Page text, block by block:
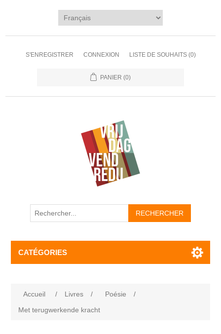
S'ENREGISTRER CONNEXION LISTE DE SOUHAITS (0)
PANIER (0)
CATÉGORIES
Accueil / Livres / Poésie
/
Met terugwerkende kracht